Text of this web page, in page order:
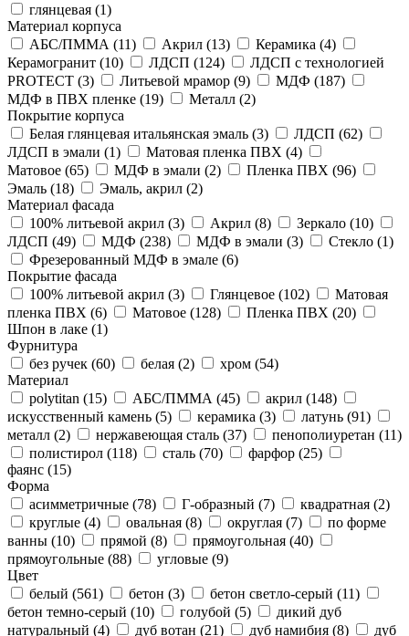
глянцевая (1)
Материал корпуса
АБС/ПММА (11) Акрил (13) Керамика (4)
Керамогранит (10) ЛДСП (124)
ЛДСП с технологией
PROTECT (3) Литьевой мрамор (9) МДФ (187)
МДФ в ПВХ пленке (19) Металл (2)
Покрытие корпуса
Белая глянцевая итальянская эмаль (3) ЛДСП (62)
ЛДСП в эмали (1) Матовая пленка ПВХ (4)
Матовое (65) МДФ в эмали (2) Пленка ПВХ (96)
Эмаль (18) Эмаль, акрил (2)
Материал фасада
100% литьевой акрил (3) Акрил (8) Зеркало (10)
ЛДСП (49) МДФ (238) МДФ в эмали (3) Стекло (1)
Фрезерованный МДФ в эмале (6)
Покрытие фасада
100% литьевой акрил (3) Глянцевое (102)
Матовая
пленка ПВХ (6) Матовое (128) Пленка ПВХ (20)
Шпон в лаке (1)
Фурнитура
без ручек (60) белая (2) хром (54)
Материал
polytitan (15) АБС/ПММА (45) акрил (148)
искусственный камень (5) керамика (3) латунь (91)
металл (2) нержавеющая сталь (37) пенополиуретан (11)
полистирол (118) сталь (70) фарфор (25)
фаянс (15)
Форма
асимметричные (78) Г-образный (7) квадратная (2)
круглые (4) овальная (8) округлая (7)
по форме
ванны (10) прямой (8) прямоугольная (40)
прямоугольные (88) угловые (9)
Цвет
белый (561) бетон (3) бетон светло-серый (11)
бетон темно-серый (10) голубой (5)
дикий дуб
натуральный (4) дуб вотан (21) дуб намибия (8)
дуб